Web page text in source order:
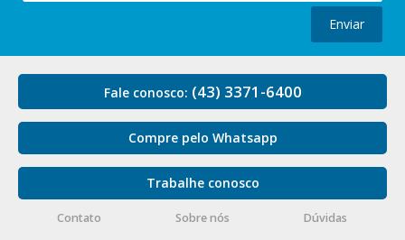
Enviar
Fale conosco: (43) 3371-6400
Compre pelo Whatsapp
Trabalhe conosco
Contato Sobre nós Dúvidas